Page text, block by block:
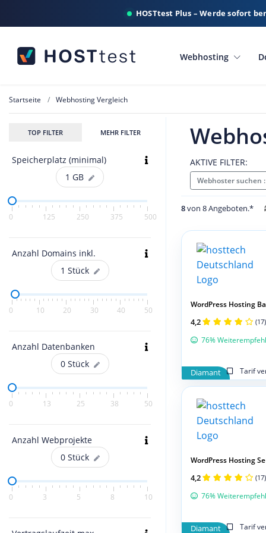
HOSTtest Plus – Werde sofort
Webhosting
Startseite Webhosting Vergleich
TOP FILTER MEHR FILTER
Speicherplatz (minimal)
1 GB
0 125 250 375 500
Anzahl Domains inkl.
1 Stück
0 10 20 30 40 50
Anzahl Datenbanken
0 Stück
0 13 25 38 50
Anzahl Webprojekte
0 Stück
0 3 5 8 10
AKTIVE FILTER:
Webhoster suchen
8von 8 Angeboten.*
Diamant Tarif
WordPress Hosting
4,2 (17)
76%
Diamant Tarif
WordPress Hosting
4,2 (17)
76%